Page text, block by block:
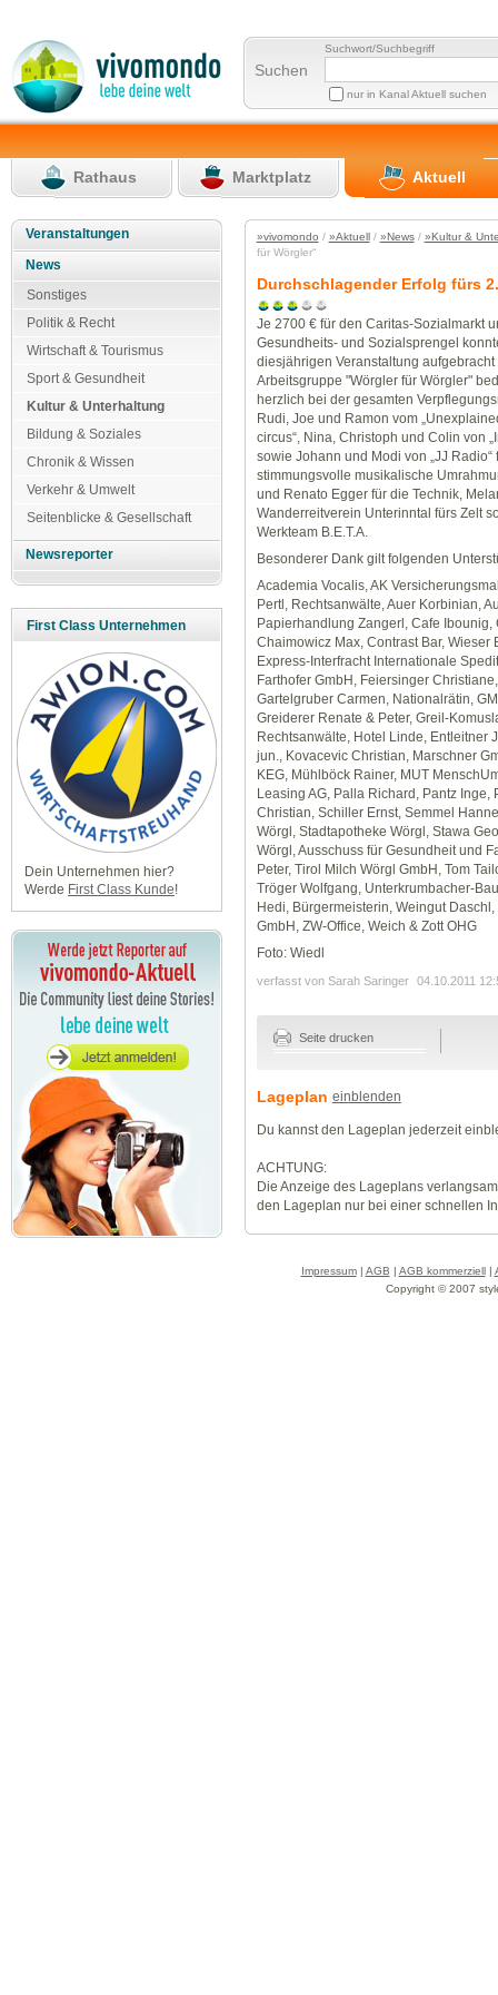
Suchen
Suchwort/Suchbegriff
nur in Kanal Aktuell suchen
Rathaus Marktplatz Aktuell
Veranstaltungen
News
Sonstiges
Politik & Recht
Wirtschaft & Tourismus
Sport & Gesundheit
Kultur & Unterhaltung
Bildung & Soziales
Chronik & Wissen
Verkehr & Umwelt
Seitenblicke & Gesellschaft
Newsreporter
First Class Unternehmen
Dein Unternehmen hier?
Werde First Class Kunde!
»vivomondo / »Aktuell/ »News/ »Kultur &
für Wörgler“
Durchschlagender Erfolg fürs
Je 2700 € für den Caritas-Sozialmarkt
Gesundheits- und Sozialsprengel
diesjährigen Veranstaltung
Arbeitsgruppe "Wörgler für Wörgler"
herzlich bei der gesamten
Rudi, Joe und Ramon vom
circus“, Nina, Christoph und Colin von
sowie Johann und Modi von „JJ Radio“
stimmungsvolle musikalische
und Renato Egger für die Technik,
Wanderreitverein Unterinntal fürs Zelt
Werkteam B.E.T.A.
Besonderer Dank gilt folgenden
Academia Vocalis, AK
Pertl, Rechtsanwälte, Auer Korbinian,
Papierhandlung Zangerl, Cafe
Chaimowicz Max, Contrast Bar,
Express-Interfracht Internationale
Farthofer GmbH, Feiersinger
Gartelgruber Carmen, Nationalrätin,
Greiderer Renate & Peter, Greil-
Rechtsanwälte, Hotel Linde, Entleitner
jun., Kovacevic Christian, Marschner
KEG, Mühlböck Rainer, MUT
Leasing AG, Palla Richard, Pantz
Christian, Schiller Ernst, Semmel
Wörgl, Stadtapotheke Wörgl, Stawa
Wörgl, Ausschuss für Gesundheit und
Peter, Tirol Milch Wörgl GmbH, Tom
Tröger Wolfgang, Unterkrumbacher-
Hedi, Bürgermeisterin, Weingut
GmbH, ZW-Office, Weich & Zott OHG
Foto: Wiedl
verfasst von Sarah Saringer 04.10.2011
Seite drucken
Lageplan einblenden
Du kannst den Lageplan jederzeit
ACHTUNG:
Die Anzeige des Lageplans
den Lageplan nur bei einer schnellen
Impressum| AGB | AGB kommerziell|
Copyright © 2007